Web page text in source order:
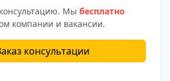
Мы бесплатно
компании и вакансии.
консультации